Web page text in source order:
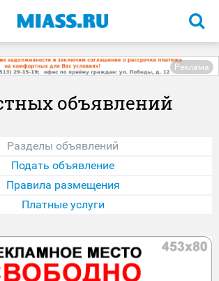
Реклама
объявлений
Разделы объявлений
Подать объявление
Правила размещения
Платные услуги